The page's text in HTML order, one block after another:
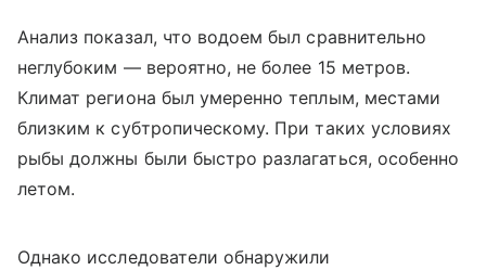
Анализ показал, что водоем был сравнительно
неглубоким — вероятно, не более 15 метров.
Климат региона был умеренно теплым, местами
близким к субтропическому. При таких условиях
рыбы должны были быстро разлагаться, особенно
летом.
Однако исследователи обнаружили